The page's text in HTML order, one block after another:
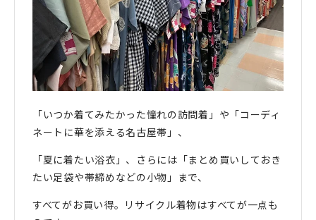
「いつか着てみたかった憧れの訪問着」や「コーディ
ネートに華を添える名古屋帯」、
「夏に着たい浴衣」、さらには「まとめ買いしておき
たい足袋や帯締めなどの小物」まで、
すべてがお買い得。リサイクル着物はすべてが一点も